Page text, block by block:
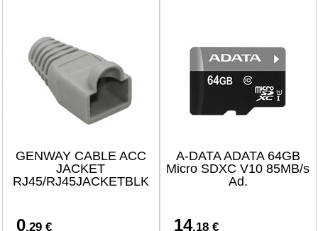
GENWAY CABLE ACC
JACKET
RJ45/RJ45JACKETBLK
0.29 €
A-DATA ADATA 64GB
Micro SDXC V10 85MB/s
Ad.
14.18 €